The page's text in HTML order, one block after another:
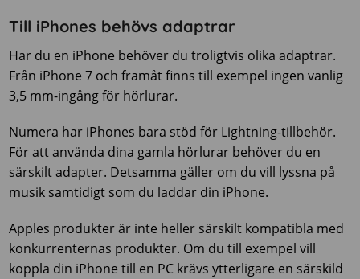
Till iPhones behövs adaptrar
Har du en iPhone behöver du troligtvis olika adaptrar.
Från iPhone 7 och framåt finns till exempel ingen vanlig
3,5 mm-ingång för hörlurar.
Numera har iPhones bara stöd för Lightning-tillbehör.
För att använda dina gamla hörlurar behöver du en
särskilt adapter. Detsamma gäller om du vill lyssna på
musik samtidigt som du laddar din iPhone.
Apples produkter är inte heller särskilt kompatibla med
konkurrenternas produkter. Om du till exempel vill
koppla din iPhone till en PC krävs ytterligare en särskild